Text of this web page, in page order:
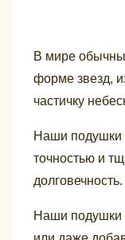
В мире
форме звезд,
частичку
Наши подушки
точностью и
Наши подушки